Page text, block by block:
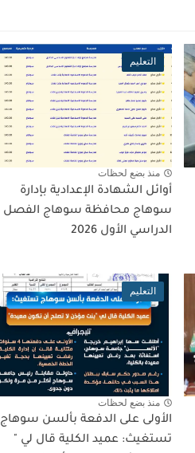
التعليم
منذ بضع لحظات
أوائل الشهادة الإعدادية بإدارة
سوهاج محافظة سوهاج الفصل
الدراسي الأول 2026
التعليم
منذ بضع لحظات
الأولى على الدفعة بألسن سوهاج
تستغيث: عميد الكلية قال لي "